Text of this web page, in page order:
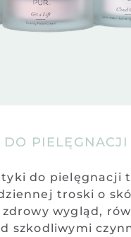
DO PIELĘGNACJI
do pielęgnacji
troski o
wygląd,
szkodliwymi